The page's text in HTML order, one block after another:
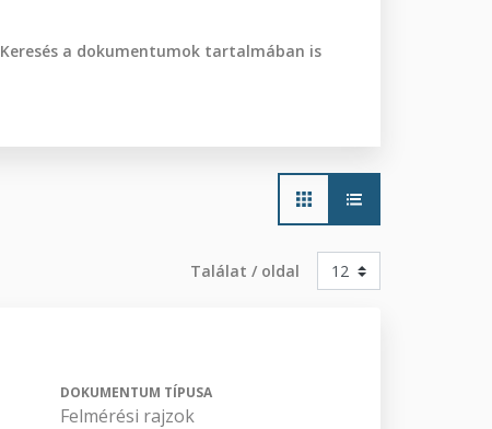
Keresés a dokumentumok tartalmában is
Main
navigation
Találat / oldal
DOKUMENTUM TÍPUSA
Felmérési rajzok